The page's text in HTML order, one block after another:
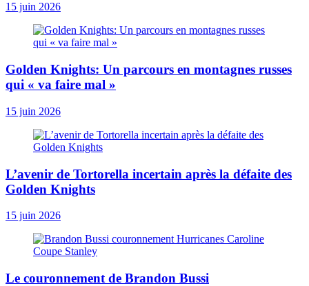
15 juin 2026
Golden Knights: Un parcours en montagnes russes
qui « va faire mal »
15 juin 2026
L’avenir de Tortorella incertain après la défaite des
Golden Knights
15 juin 2026
Le couronnement de Brandon Bussi